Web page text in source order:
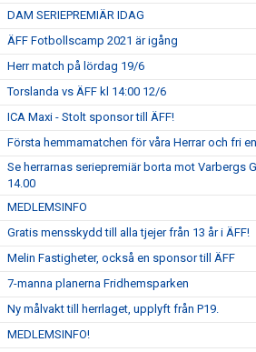
DAM SERIEPREMIÄR IDAG
ÄFF Fotbollscamp 2021 är igång
Herr match på lördag 19/6
Torslanda vs ÄFF kl 14:00 12/6
ICA Maxi - Stolt sponsor till ÄFF!
Första hemmamatchen för våra Herrar och fri
Se herrarnas seriepremiär borta mot Varbergs
14.00
MEDLEMSINFO
Gratis mensskydd till alla tjejer från 13 år i ÄFF!
Melin Fastigheter, också en sponsor till ÄFF
7-manna planerna Fridhemsparken
Ny målvakt till herrlaget, upplyft från P19.
MEDLEMSINFO!